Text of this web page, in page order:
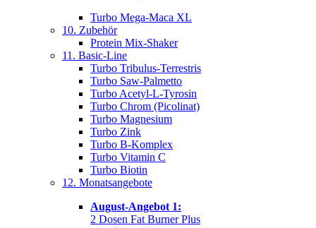
Turbo Mega-Maca XL
10. Zubehör
Protein Mix-Shaker
11. Basic-Line
Turbo Tribulus-Terrestris
Turbo Saw-Palmetto
Turbo Acetyl-L-Tyrosin
Turbo Chrom (Picolinat)
Turbo Magnesium
Turbo Zink
Turbo B-Komplex
Turbo Vitamin C
Turbo Biotin
12. Monatsangebote
August-Angebot 1:
2 Dosen Fat Burner Plus